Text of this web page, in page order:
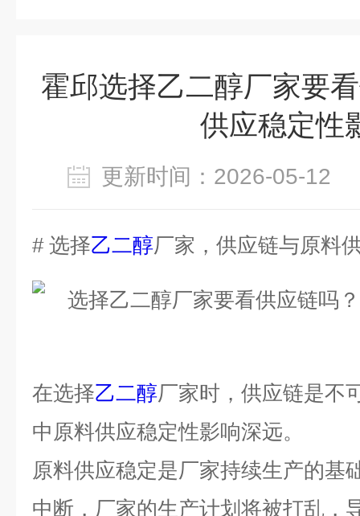
霍邱选择乙二醇厂家要
供应稳定性
更新时间：2026-05-
# 选择乙二醇厂家，供应链与原料
在选择乙二醇厂家时，供应链是不
中原料供应稳定性影响深远。
原料供应稳定是厂家持续生产的基
中断，厂家的生产计划将被打乱，